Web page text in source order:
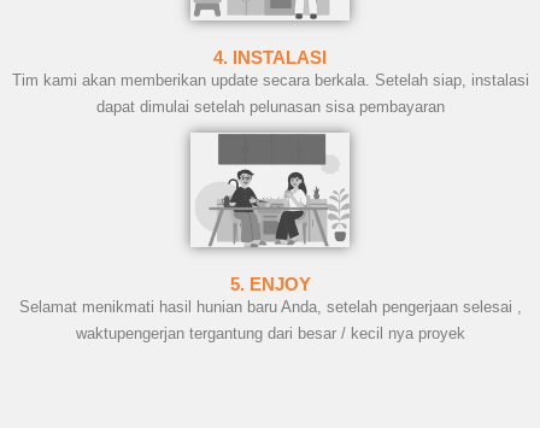
4. INSTALASI
Tim kami akan memberikan update secara berkala. Setelah siap, instalasi
dapat dimulai setelah pelunasan sisa pembayaran
5. ENJOY
Selamat menikmati hasil hunian baru Anda, setelah pengerjaan selesai ,
waktupengerjan tergantung dari besar / kecil nya proyek